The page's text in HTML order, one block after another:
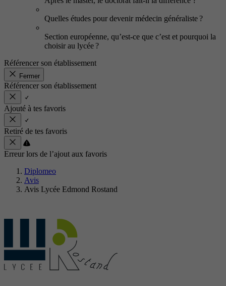
Quelles études pour devenir médecin généraliste ?
Section européenne, qu’est-ce que c’est et pourquoi la
choisir au lycée ?
Référencer son établissement
Fermer
Référencer son établissement
Ajouté à tes favoris
Retiré de tes favoris
Erreur lors de l’ajout aux favoris
Diplomeo
Avis
Avis Lycée Edmond Rostand